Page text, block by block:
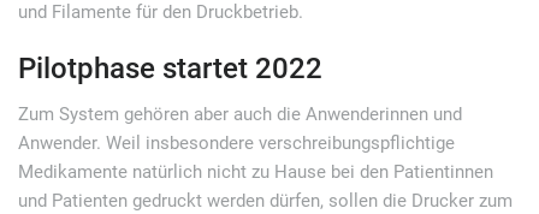
und Filamente für den Druckbetrieb.
Pilotphase startet 2022
Zum System gehören aber auch die Anwenderinnen und
Anwender. Weil insbesondere verschreibungspflichtige
Medikamente natürlich nicht zu Hause bei den Patientinnen
und Patienten gedruckt werden dürfen, sollen die Drucker zum